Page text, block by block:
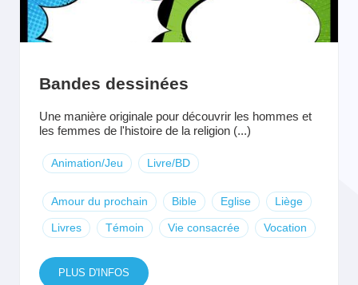
Bandes dessinées
Une manière originale pour découvrir les hommes et
les femmes de l'histoire de la religion (...)
Animation/Jeu Livre/BD
Amour du prochain Bible Eglise Liège
Livres Témoin Vie consacrée Vocation
PLUS D'INFOS